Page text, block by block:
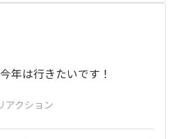
年は行きたいです！
アクション